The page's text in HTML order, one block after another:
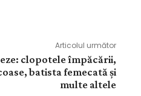
Articolul următor
clopotele împăcării,
batista femecată și
multe altele